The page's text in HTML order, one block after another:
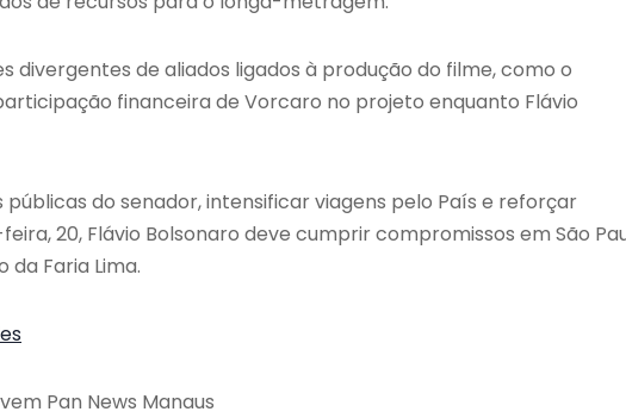
de aliados ligados à produção do filme, como o
financeira de Vorcaro no projeto enquanto Flávio
do senador, intensificar viagens pelo País e reforçar
20, Flávio Bolsonaro deve cumprir compromissos em São
Faria Lima.
Pan News Manaus